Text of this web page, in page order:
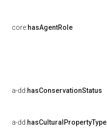
core:hasAgentRole
a-dd:hasConservationStatus
a-dd:hasCulturalPropertyType